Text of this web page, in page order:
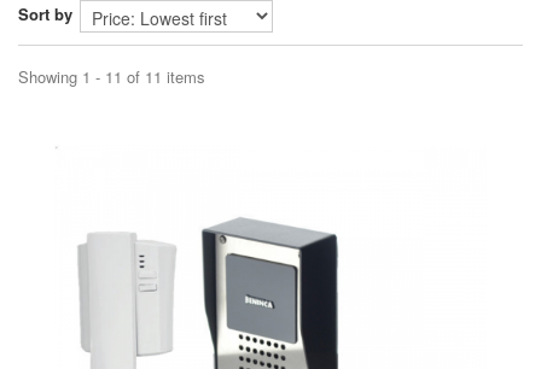
Sort by
Showing 1 - 11 of 11 items